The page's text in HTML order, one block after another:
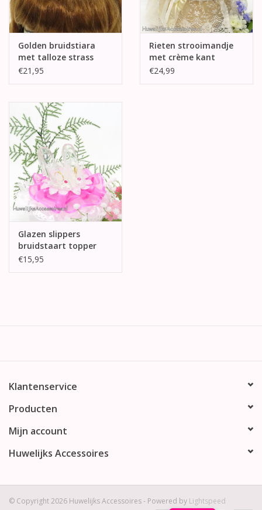
Golden bruidstiara
met talloze strass
stenen
€21,95
Rieten strooimandje
met crème kant
€24,99
Glazen slippers
bruidstaart topper
€15,95
Klantenservice
Producten
Mijn account
Huwelijks Accessoires
© Copyright 2026 Huwelijks Accessoires - Powered by Lightspeed